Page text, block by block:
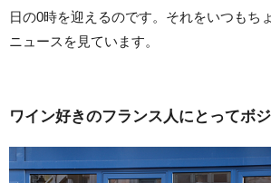
日の0時を迎えるのです。それをいつもち
ニュースを見ています。
ワイン好きのフランス人にとってボ